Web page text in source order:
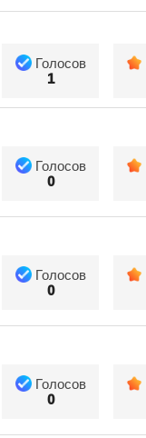
Голосов
1
Голосов
0
Голосов
0
Голосов
0